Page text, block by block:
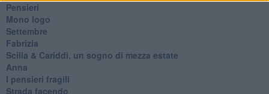
Pensieri
Mono logo
Settembre
Fabrizia
​Scilla & Cariddi, un sogno di mezza estate
Anna
I pensieri fragili
Strada facendo